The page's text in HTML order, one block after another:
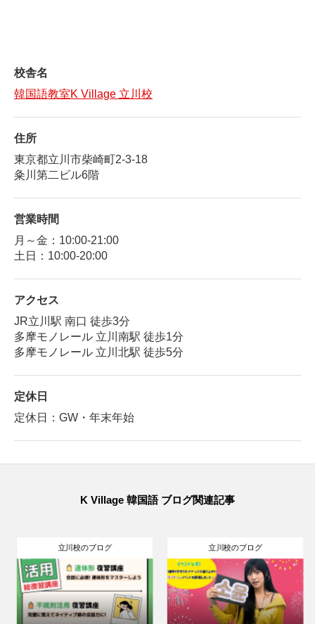
校舎名
韓国語教室K Village 立川校
住所
東京都立川市柴崎町2-3-18
粂川第二ビル6階
営業時間
月～金：10:00-21:00
土日：10:00-20:00
アクセス
JR立川駅 南口 徒歩3分
多摩モノレール 立川南駅 徒歩1分
多摩モノレール 立川北駅 徒歩5分
定休日
定休日：GW・年末年始
K Village 韓国語 ブログ関連記事
立川校のブログ 立川校のブログ